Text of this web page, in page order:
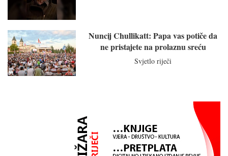
Nuncij Chullikatt: Papa vas potiče da
ne pristajete na prolaznu sreću
Svjetlo riječi